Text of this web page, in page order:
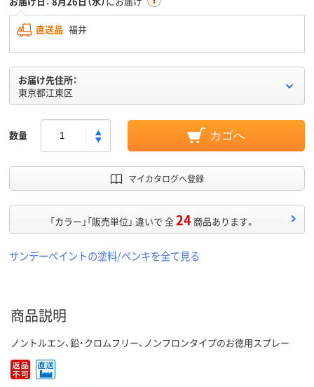
直送品 福井
お届け先住所：
東京都江東区
数量 カゴへ
マイカタログへ登録
「カラー」「販売単位」 違いで 全24 商品あります。
サンデーペイントの塗料/ペンキを全て見る
商品説明
ノントルエン、鉛・クロムフリー、ノンフロンタイプのお徳用スプレー